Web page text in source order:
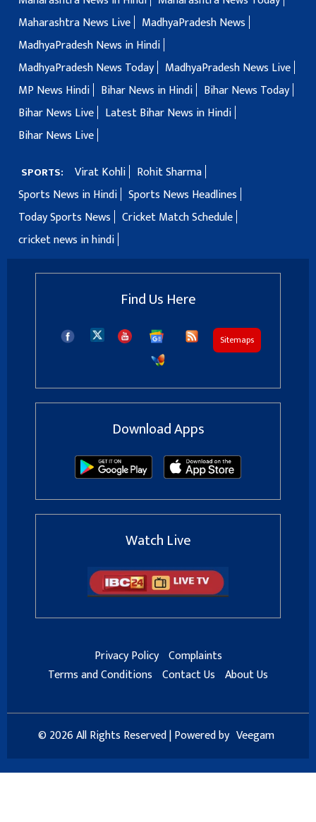
Maharashtra News Live
MadhyaPradesh News
MadhyaPradesh News in Hindi
MadhyaPradesh News Today
MadhyaPradesh News Live
MP News Hindi
Bihar News in Hindi
Bihar News Today
Bihar News Live
Latest Bihar News in Hindi
Bihar News Live
SPORTS: Virat Kohli
Rohit Sharma
Sports News in Hindi Sports News Headlines
Today Sports News
Cricket Match Schedule
cricket news in hindi
Find Us Here
Sitemaps
Download Apps
Watch Live
Privacy Policy Complaints
Terms and Conditions Contact Us About Us
© 2026 All Rights Reserved | Powered by Veegam